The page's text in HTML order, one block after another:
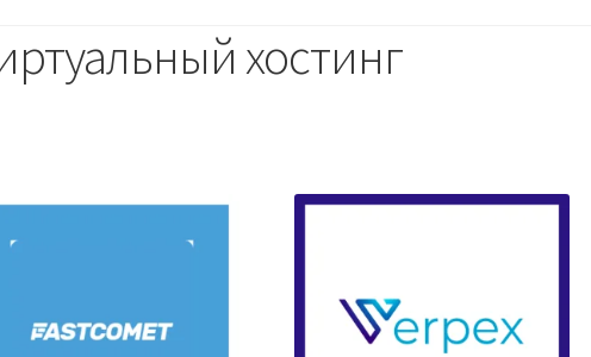
хостинг